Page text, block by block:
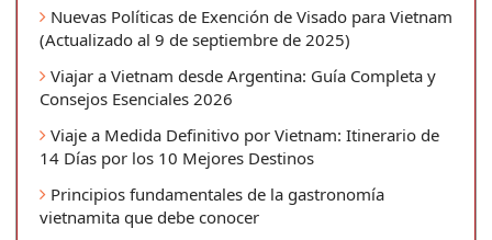
Nuevas Políticas de Exención de Visado para Vietnam
(Actualizado al 9 de septiembre de 2025)
Viajar a Vietnam desde Argentina: Guía Completa y
Consejos Esenciales 2026
Viaje a Medida Definitivo por Vietnam: Itinerario de
14 Días por los 10 Mejores Destinos
Principios fundamentales de la gastronomía
vietnamita que debe conocer